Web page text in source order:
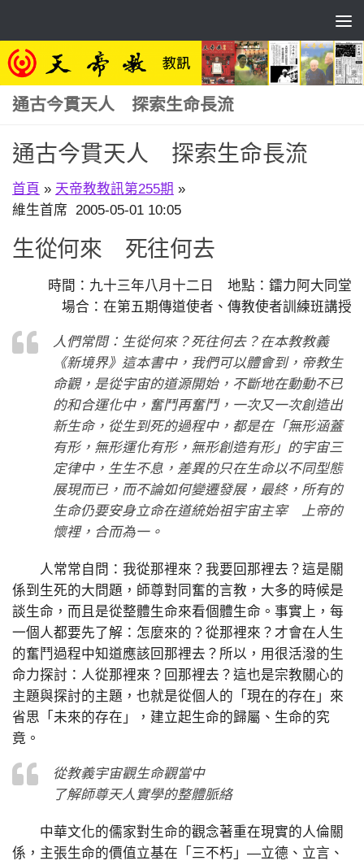
通古今貫天人 探索生命長流
通古今貫天人 探索生命長流
首頁 » 天帝教教訊第255期 »
維生首席 2005-05-01 10:05
生從何來 死往何去
時間：九十三年八月十二日 地點：鐳力阿大同堂
場合：在第五期傳道使者、傳教使者訓練班講授
人們常問：生從何來？死往何去？在本教教義
《新境界》這本書中，我們可以體會到，帝教生
命觀，是從宇宙的道源開始，不斷地在動動不已
的和合運化中，奮鬥再奮鬥，一次又一次創造出
新生命，從生到死的過程中，都是在「無形涵蓋
有形，無形運化有形，無形創造有形」的宇宙三
定律中，生生不息，差異的只在生命以不同型態
展現而已，而不論如何變遷發展，最終，所有的
生命仍要安身立命在道統始祖宇宙主宰 上帝的
懷裡，合而為一。
人常常自問：我從那裡來？我要回那裡去？這是關
係到生死的大問題，師尊對同奮的言教，大多的時候是
談生命，而且是從整體生命來看個體生命。事實上，每
一個人都要先了解：怎麼來的？從那裡來？才會在人生
的奮鬥過程中知道應該回那裡去？所以，用很活潑的生
命力探討：人從那裡來？回那裡去？這也是宗教關心的
主題與探討的主題，也就是從個人的「現在的存在」來
省思「未來的存在」，建立起生命的歸屬、生命的究
竟。
從教義宇宙觀生命觀當中
了解師尊天人實學的整體脈絡
中華文化的儒家對生命的觀念著重在現實的人倫關
係，主張生命的價值立基在「三不朽」—立德、立言、